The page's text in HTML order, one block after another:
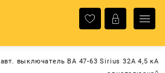
авт. выключатель ВА 47-63 Sirius 32А 4,5 кА